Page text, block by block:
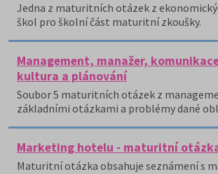
Jedna z maturitních otázek z
škol pro školní část maturitní zkoušky.
Management, manažer,
kultura a plánování
Soubor 5 maturitních otázek z
základními otázkami a problémy dané
Marketing hotelu - maturitní
Maturitní otázka obsahuje seznámení s